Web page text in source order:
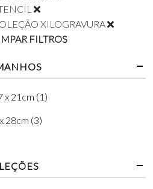
XILOGRAVURA
FILTROS
x 21cm (1)
28cm (3)